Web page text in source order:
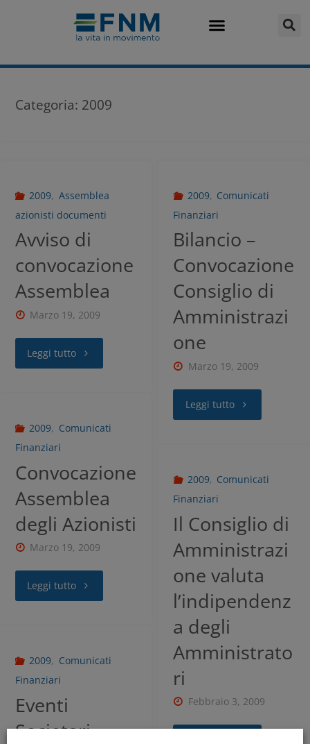
Categoria: 2009
2009, Assemblea
azionisti documenti
Avviso di
convocazione
Assemblea
Marzo 19, 2009
Leggi tutto
2009, Comunicati
Finanziari
Bilancio –
Convocazione
Consiglio di
Amministrazi
one
Marzo 19, 2009
Leggi tutto
2009, Comunicati
Finanziari
Convocazione
Assemblea
degli Azionisti
Marzo 19, 2009
Leggi tutto
2009, Comunicati
Finanziari
Il Consiglio di
Amministrazi
one valuta
l’indipendenz
a degli
Amministrato
ri
Febbraio 3, 2009
2009, Comunicati
Finanziari
Eventi
Societari